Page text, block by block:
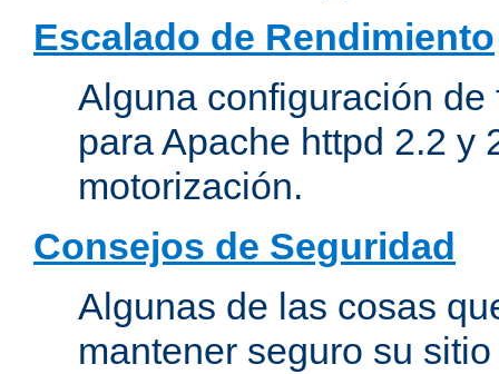
Escalado de Rendimiento
Alguna configuración
para Apache httpd 2.2 y
motorización.
Consejos de Seguridad
Algunas de las cosas
mantener seguro su